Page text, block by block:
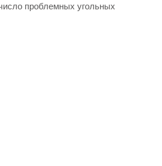
проблемных угольных